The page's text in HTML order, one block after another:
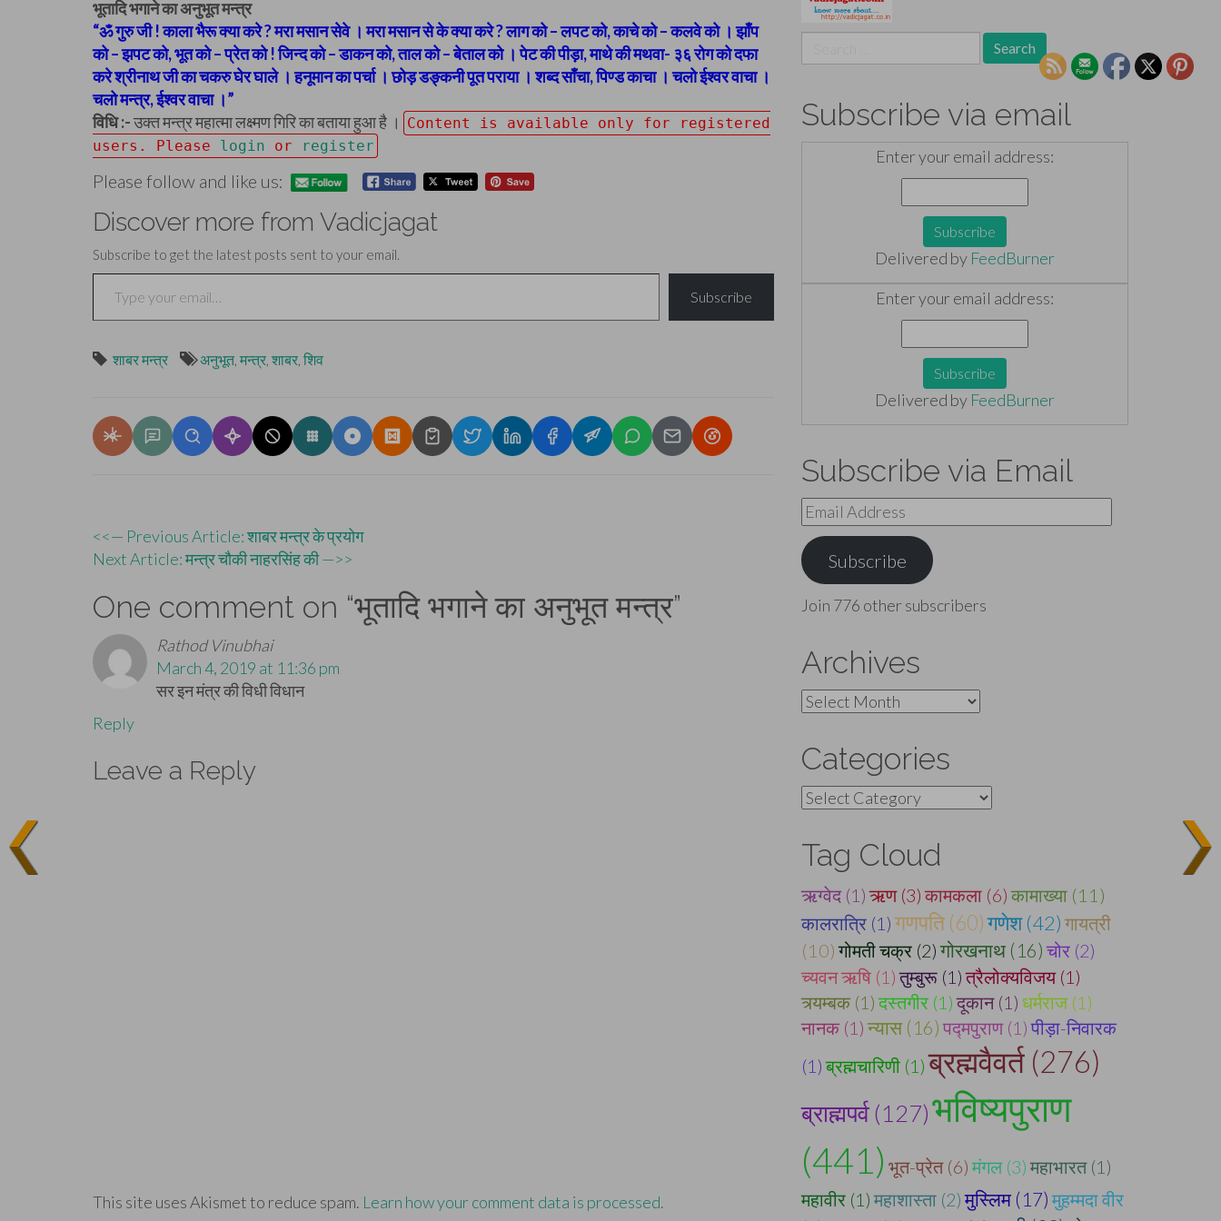
भूतादि भगाने का अनुभूत मन्त्र
“ॐ गुरु जी ! काला भैरू क्या करे ? मरा मसान सेवे । मरा मसान से के क्या करे ? लाग को – लपट को, काचे को – कलवे को । झाँप
को – झपट को, भूत को – प्रेत को ! जिन्द को – डाकन को, ताल को – बेताल को । पेट की पीड़ा, माथे की मथवा- ३६ रोग को दफा
करे श्रीनाथ जी का चकरु घेर घाले । हनूमान का पर्चा । छोड़ डङ्कनी पूत पराया । शब्द साँचा, पिण्ड काचा । चलो ईश्वर वाचा ।
चलो मन्त्र, ईश्वर वाचा ।”
विधि :-उक्त मन्त्र महात्मा लक्ष्मण गिरि का बताया हुआ है ।
Content is available only for registered
users. Please login or register
Please follow and like us:
Discover more from Vadicjagat
Subscribe to get the latest posts sent to your email.
Type your email…
Subscribe
शाबर मन्त्र अनुभूत, मन्त्र, शाबर, शिव
Post
navigation
<<— Previous Article: शाबर मन्त्र के प्रयोग
Next Article: मन्त्र चौकी नाहरसिंह की —>>
One comment on “भूतादि भगाने का अनुभूत मन्त्र”
Rathod Vinubhai
March 4, 2019 at 11:36 pm
सर इन मंत्र की विधी विधान
Reply
Leave a Reply
This site uses Akismet to reduce spam. Learn how your comment data is processed.
for:
Subscribe via email
Enter your email address:
Delivered by FeedBurner
Enter your email address:
Delivered by FeedBurner
Subscribe via Email
Email
Address
Subscribe
Join 776 other subscribers
Archives
Archives
Categories
Categories
Tag Cloud
ऋग्वेद (1) ऋण (3) कामकला (6) कामाख्या (11)
कालरात्रि (1) गणपति (60)गणेश (42) गायत्री
(10) गोमती चक्र (2) गोरखनाथ (16) चोर (2)
च्यवन ऋषि (1) तुम्बुरू (1) त्रैलोक्यविजय (1)
त्र्यम्बक (1) दस्तगीर (1) दूकान (1) धर्मराज (1)
नानक (1) न्यास (16) पद्मपुराण (1) पीड़ा-निवारक
(1) ब्रह्मचारिणी (1) ब्रह्मवैवर्त (276)
ब्राह्मपर्व (127)भविष्यपुराण
(441) भूत-प्रेत (6) मंगल (3) महाभारत (1)
महावीर (1) महाशास्ता (2) मुस्लिम (17) मुहम्मदा वीर